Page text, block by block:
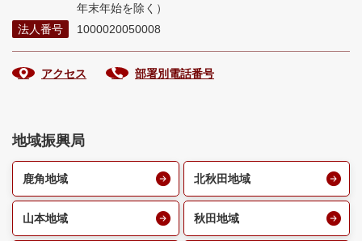
年末年始を除く）
法人番号
1000020050008
アクセス 部署別電話番号
地域振興局
鹿角地域 北秋田地域
山本地域 秋田地域